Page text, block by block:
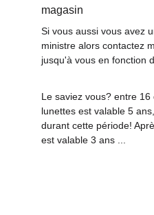
magasin
Si vous aussi vous avez
ministre alors contactez
jusqu'à vous en fonction
Le saviez vous? entre
lunettes est valable 5
durant cette période!
est valable 3 ans ...